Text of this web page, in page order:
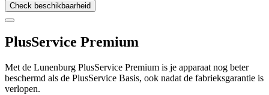
Check beschikbaarheid
PlusService Premium
Met de Lunenburg PlusService Premium is je apparaat nog beter
beschermd als de PlusService Basis, ook nadat de fabrieksgarantie is
verlopen.